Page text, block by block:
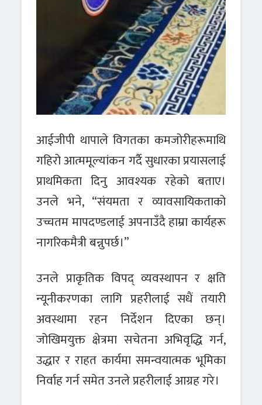
आईजीपी थापाले विगतका कमजोरीहरूमाथि
गहिरो आत्ममूल्यांकन गर्दै सुधारका प्रयासलाई
प्राथमिकता दिनु आवश्यक रहेको बताए।
उनले भने, “संयमता र व्यावसायिकताको
उच्चतम मापदण्डलाई अपनाउँदै हाम्रा कार्यहरू
नागरिकमैत्री बन्नुपर्छ।”
उनले प्राकृतिक विपद् व्यवस्थापन र क्षति
न्यूनीकरणका लागि प्रहरीलाई सधैं तयारी
अवस्थामा रहन निर्देशन दिएका छन्।
जोखिमयुक्त क्षेत्रमा सचेतना अभिवृद्धि गर्न,
उद्धार र राहत कार्यमा समन्वयात्मक भूमिका
निर्वाह गर्न समेत उनले प्रहरीलाई आग्रह गरे।